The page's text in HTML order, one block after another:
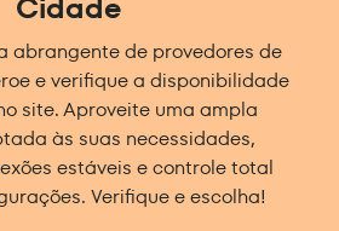
abrangente de provedores de
e verifique a disponibilidade
site. Aproveite uma ampla
às suas necessidades,
estáveis e controle total
Verifique e escolha!